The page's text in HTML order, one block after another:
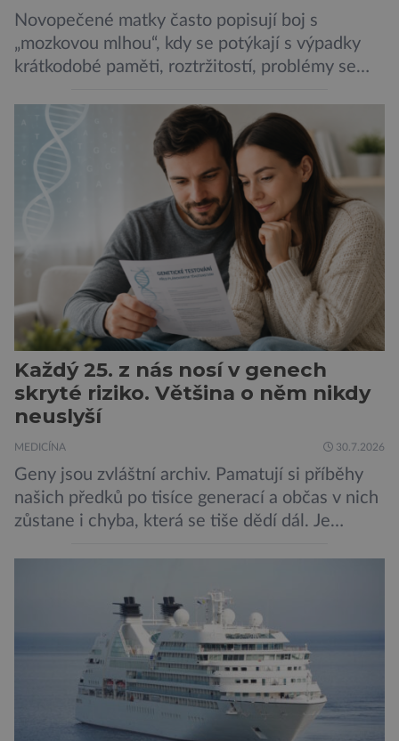
Novopečené matky často popisují boj s
„mozkovou mlhou“, kdy se potýkají s výpadky
krátkodobé paměti, roztržitostí, problémy se
obtíže byly dlouhou dobu připisovány
nedostatku spánku a stresu při péči o
novorozence. Nyní se však ukazuje, že za tím
stojí změny v mozku vyvolané těhotenstvím!
Poporodní mozková mlha, v angličtině […]
Každý 25. z nás nosí v genech
skryté riziko. Většina o něm nikdy
neuslyší
MEDICÍNA 30.7.2026
Geny jsou zvláštní archiv. Pamatují si příběhy
našich předků po tisíce generací a občas v nich
zůstane i chyba, která se tiše dědí dál. Je
jednou rozhodnout o zdraví jeho dítěte. Právě
to je případ řady dědičných onemocnění,
například cystické fibrózy, […]